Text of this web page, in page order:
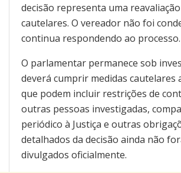
decisão representa uma
cautelares. O vereador não foi
continua respondendo ao processo.
O parlamentar permanece sob
deverá cumprir medidas cautelares
que podem incluir restrições de
outras pessoas investigadas,
periódico à Justiça e outras
detalhados da decisão ainda não
divulgados oficialmente.